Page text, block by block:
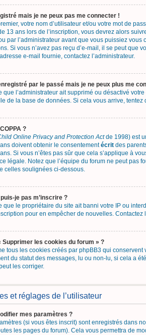
mais je ne peux pas me connecter !
votre nom d’utilisateur et/ou votre mot de
13 ans lors de l’inscription, vous devrez alors
par l’administrateur avant que vous puissiez
Si vous n’avez pas reçu d’e-mail, il se peut que
e-mail fournie, contactez l’administrateur.
par le passé mais je ne peux plus me
que l’administrateur ait supprimé ou désactivé
de la base de données. Si cela vous arrive,
?
Online Privacy and Protection Actde 1998) est
doivent obtenir le consentementécrit des
Si vous n’êtes pas sûr que cela s’applique à
légale. Notez que l’équipe du forum ne peut pas
celles soulignées ci-dessous.
je pas m’inscrire ?
que le propriétaire du site ait banni votre IP ou
pour en empêcher de nouvelles.
Supprimer les cookies du forum » ?
tous les cookies créés par phpBB3 qui
du statut des messages, lu ou non-lu, si cela a
les corriger.
et réglages de l’utilisateur
mes paramètres ?
(si vous êtes inscrit) sont enregistrés dans
les pages du forum). Cela vous permettra de